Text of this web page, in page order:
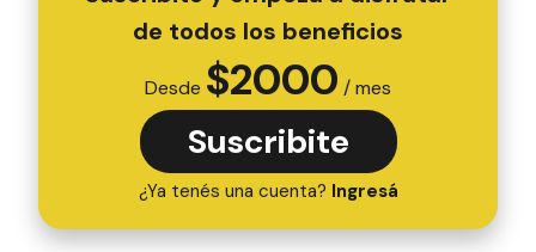
de todos los beneficios
Desde $2000 / mes
Suscribite
¿Ya tenés una cuenta? Ingresá